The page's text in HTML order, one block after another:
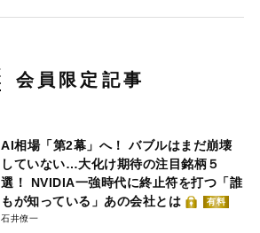
会員限定記事
AI相場「第2幕」へ！ バブルはまだ崩壊
していない…大化け期待の注目銘柄５
選！ NVIDIA一強時代に終止符を打つ「誰
もが知っている」あの会社とは
有料
石井僚一